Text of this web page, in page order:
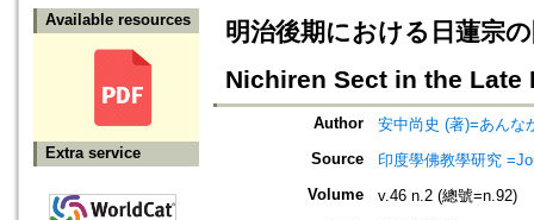
Available resources
Extra service
明治後期における日蓮宗
Nichiren Sect in the Late
Author
安中尚史 (著)=あんな
Source
印度學佛教學研究
Volume
v.46 n.2 (總號=n.92)